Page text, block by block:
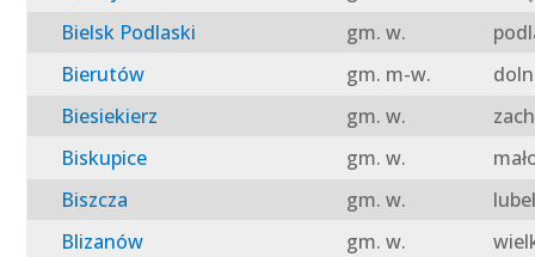
Bielsk Podlaski
gm. w.
Bierutów
gm. m-w.
Biesiekierz
gm. w.
Biskupice
gm. w.
Biszcza
gm. w.
Blizanów
gm. w.